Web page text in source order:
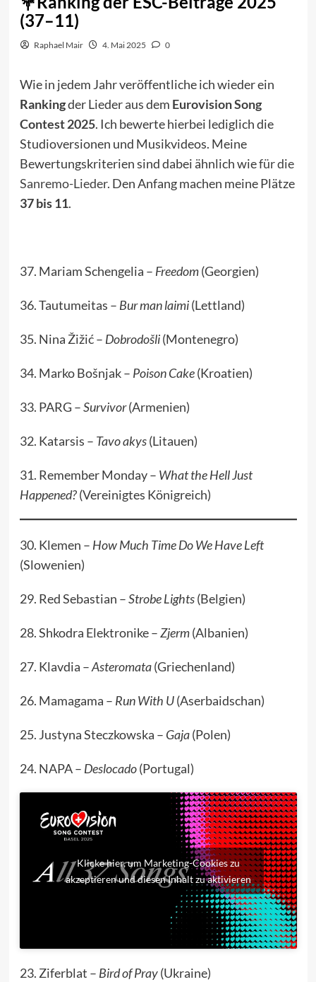
(37–11)
Raphael Mair 4. Mai 2025 0
Wie in jedem Jahr veröffentliche ich wieder ein
Rankingder Lieder aus dem Eurovision Song
Contest 2025. Ich bewerte hierbei lediglich die
Studioversionen und Musikvideos. Meine
Bewertungskriterien sind dabei ähnlich wiefür die
Sanremo-Lieder. Den Anfang machen meine Plätze
37 bis 11.
37. Mariam Schengelia – Freedom(Georgien)
36. Tautumeitas – Bur man laimi(Lettland)
35. Nina Žižić – Dobrodošli(Montenegro)
34. Marko Bošnjak – Poison Cake(Kroatien)
33. PARG –Survivor(Armenien)
32. Katarsis – Tavo akys(Litauen)
31. Remember Monday – What the Hell Just
Happened?(Vereinigtes Königreich)
30. Klemen – How Much Time Do We Have Left
(Slowenien)
29. Red Sebastian –Strobe Lights(Belgien)
28. Shkodra Elektronike –Zjerm(Albanien)
27. Klavdia –Asteromata(Griechenland)
26. Mamagama – Run With U(Aserbaidschan)
25. Justyna Steczkowska – Gaja(Polen)
24. NAPA – Deslocado(Portugal)
Klicke hier, um Marketing-Cookies zu
akzeptieren und diesen Inhalt zu aktivieren
23. Ziferblat – Bird of Pray(Ukraine)